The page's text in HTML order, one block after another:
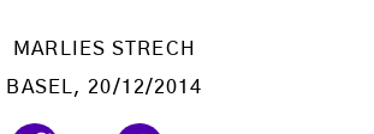
MARLIES STRECH
BASEL
, 20/12/2014